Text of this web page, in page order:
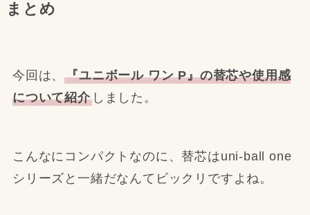
まとめ
今回は、『ユニボール ワン P』の替芯や使用感
について紹介しました。
こんなにコンパクトなのに、替芯はuni-ball one
シリーズと一緒だなんてビックリですよね。